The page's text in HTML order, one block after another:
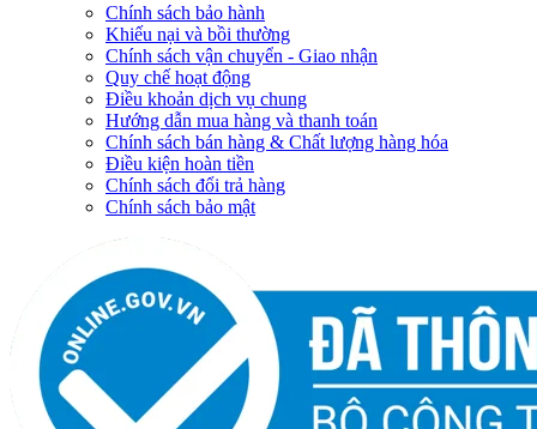
Chính sách bảo hành
Khiếu nại và bồi thường
Chính sách vận chuyển - Giao nhận
Quy chế hoạt động
Điều khoản dịch vụ chung
Hướng dẫn mua hàng và thanh toán
Chính sách bán hàng & Chất lượng hàng hóa
Điều kiện hoàn tiền
Chính sách đổi trả hàng
Chính sách bảo mật